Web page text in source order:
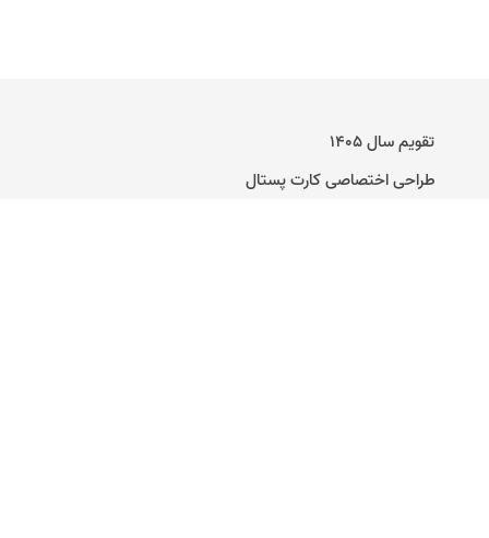
تقویم سال ۱۴۰۵
طراحی اختصاصی کارت پستال